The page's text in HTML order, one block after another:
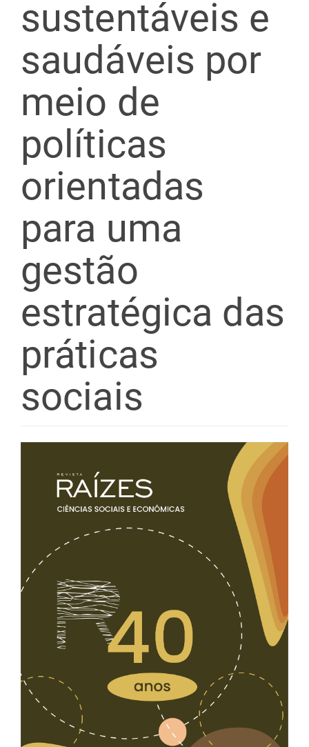
sustentáveis e
saudáveis por
meio de
políticas
orientadas
para uma
gestão
estratégica das
práticas
sociais
lateral
artigos